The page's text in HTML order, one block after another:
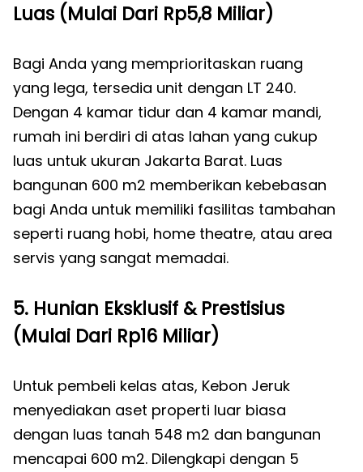
Luas (Mulai Dari Rp5,8 Miliar)
Bagi Anda yang memprioritaskan ruang
yang lega, tersedia unit dengan LT 240.
Dengan 4 kamar tidur dan 4 kamar mandi,
rumah ini berdiri di atas lahan yang cukup
luas untuk ukuran Jakarta Barat. Luas
bangunan 600 m2 memberikan kebebasan
bagi Anda untuk memiliki fasilitas tambahan
seperti ruang hobi, home theatre, atau area
servis yang sangat memadai.
5. Hunian Eksklusif & Prestisius
(Mulai Dari Rp16 Miliar)
Untuk pembeli kelas atas, Kebon Jeruk
menyediakan aset properti luar biasa
dengan luas tanah 548 m2 dan bangunan
mencapai 600 m2. Dilengkapi dengan 5